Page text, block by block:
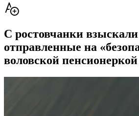
C ростовчанки взыскали
отправленные на
воловской